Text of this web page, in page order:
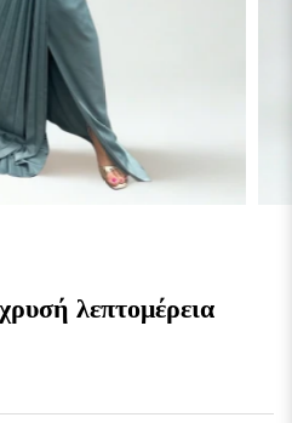
λεπτομέρεια